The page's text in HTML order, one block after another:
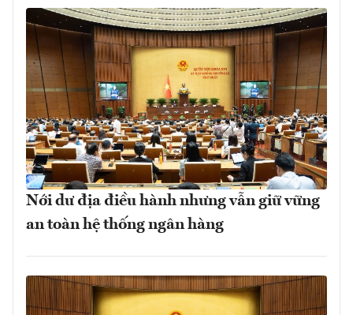
Nới dư địa điều hành nhưng vẫn giữ vững
an toàn hệ thống ngân hàng